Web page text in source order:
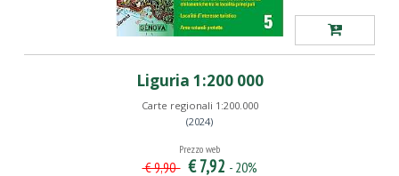
Liguria 1:200 000
Carte regionali 1:200.000
(2024)
Prezzo web
€ 9,90 € 7,92 - 20%